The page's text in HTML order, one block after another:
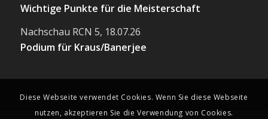
Wichtige Punkte für die Meisterschaft
Nachschau RCN 5, 18.07.26
Podium für Kraus/Banerjee
Diese Webseite verwendet Cookies. Wenn Sie diese Webseite
nutzen, akzeptieren Sie die Verwendung von Cookies.